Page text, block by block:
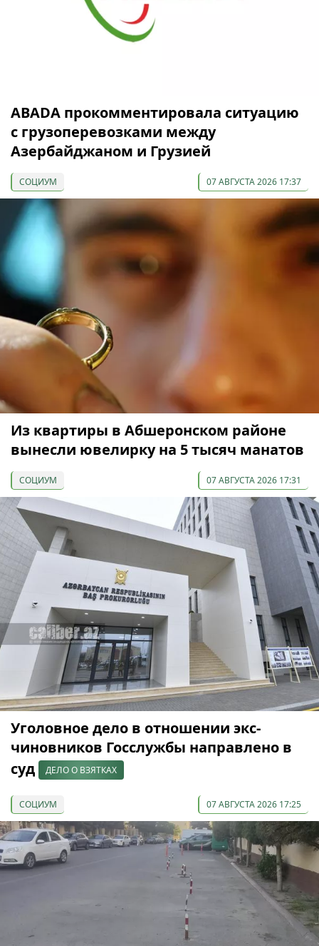
ABADA прокомментировала ситуацию
с грузоперевозками между
Азербайджаном и Грузией
СОЦИУМ 07 АВГУСТА 2026 17:37
Из квартиры в Абшеронском районе
вынесли ювелирку на 5 тысяч манатов
СОЦИУМ 07 АВГУСТА 2026 17:31
Уголовное дело в отношении экс-
чиновников Госслужбы направлено в
суд
ДЕЛО О ВЗЯТКАХ
СОЦИУМ 07 АВГУСТА 2026 17:25